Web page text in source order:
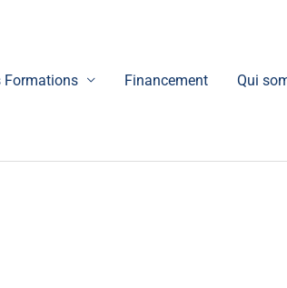
Formations
Financement Qui